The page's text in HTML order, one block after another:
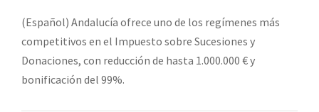
(Español) Andalucía ofrece uno de los regímenes más
competitivos en el Impuesto sobre Sucesiones y
Donaciones, con reducción de hasta 1.000.000 € y
bonificación del 99%.